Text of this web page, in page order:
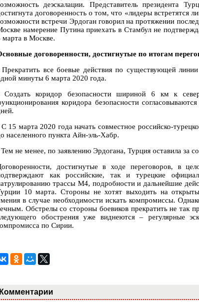
деэскалации. Представитель президента
договоренность о том, что «лидеры
встречи Эрдоган говорил на протяжении
намерение Путина приехать в Стамбул не
марта в Москве.
договоренности, достигнутые по итогам
Прекратить все боевые действия по существующей
минуты 6 марта 2020 года.
Создать коридор безопасности шириной 6 км к
коридора безопасности
С 15 марта 2020 года начать совместное российско-
населенного пункта Айн-эль-Хабр.
Тем не менее, по заявлению Эрдогана, Турция оставила за
достигнутые в ходе переговоров, в
как российские, так и турецкие
трассы М4, подробности и дальнейшие
10 марта. Стороны не хотят выходить на
в случае необходимости искать компромиссы.
Обстрелы со стороны боевиков прекратить не так
обострения уже виднеются – регулярные
по Сирии.
Комментарии